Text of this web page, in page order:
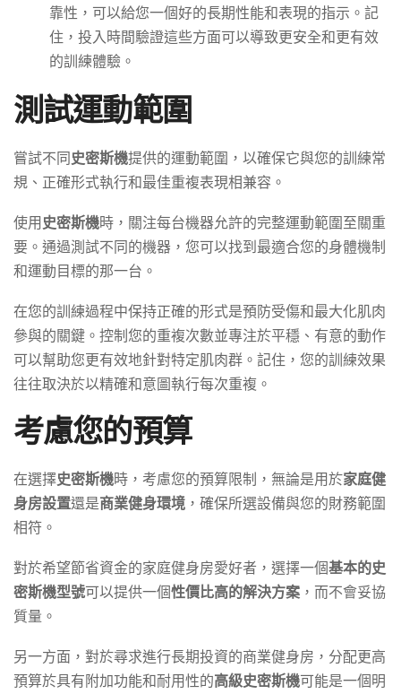
靠性，可以給您一個好的長期性能和表現的指示。記
住，投入時間驗證這些方面可以導致更安全和更有效
的訓練體驗。
測試運動範圍
嘗試不同史密斯機提供的運動範圍，以確保它與您的訓練常
規、正確形式執行和最佳重複表現相兼容。
使用史密斯機時，關注每台機器允許的完整運動範圍至關重
要。通過測試不同的機器，您可以找到最適合您的身體機制
和運動目標的那一台。
在您的訓練過程中保持正確的形式是預防受傷和最大化肌肉
參與的關鍵。控制您的重複次數並專注於平穩、有意的動作
可以幫助您更有效地針對特定肌肉群。記住，您的訓練效果
往往取決於以精確和意圖執行每次重複。
考慮您的預算
在選擇史密斯機時，考慮您的預算限制，無論是用於家庭健
身房設置還是商業健身環境 ，確保所選設備與您的財務範圍
相符。
對於希望節省資金的家庭健身房愛好者，選擇一個基本的史
密斯機型號可以提供一個性價比高的解決方案 ，而不會妥協
質量。
另一方面，對於尋求進行長期投資的商業健身房，分配更高
預算於具有附加功能和耐用性的高級史密斯機可能是一個明